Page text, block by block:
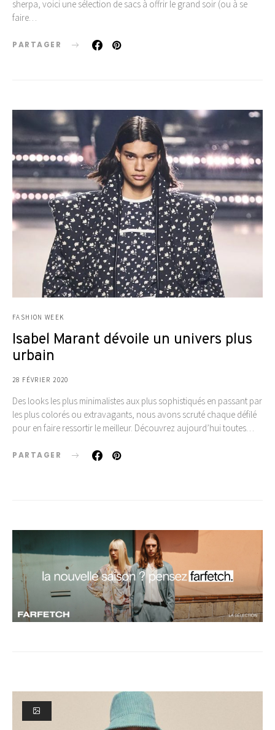
sherpa, voici une sélection de sacs à offrir le grand soir (ou à se
faire…
PARTAGER
FASHION WEEK
Isabel Marant dévoile un univers plus
urbain
28 FÉVRIER 2020
Des looks les plus minimalistes aux plus sophistiqués en passant par
les plus colorés ou extravagants, nous avons scruté chaque défilé
pour en faire ressortir le meilleur. Découvrez aujourd’hui toutes…
PARTAGER